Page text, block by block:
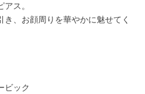
ス。
、お顔周りを華やかに魅せてく
ビック